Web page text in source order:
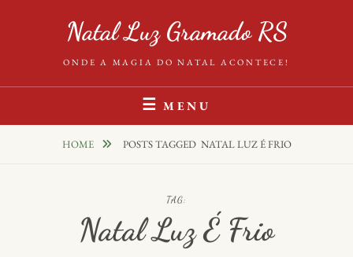
Natal Luz Gramado RS
ONDE A MAGIA DO NATAL ACONTECE!
MENU
HOME POSTS TAGGED NATAL LUZ É FRIO
TAG:
Natal Luz É Frio